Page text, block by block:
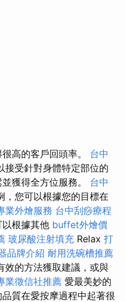
高的客戶回頭率。 台中
接受針對身體特定部位的
獲得全方位服務。 台中
，您可以根據您的目標在
業外燴服務 台中刮痧療程
根據其他 buffet外燴價
玻尿酸注射填充 Relax 打
品牌介紹 耐用洗碗槽推薦
效的方法獲取建議，或與
業徵信社推薦 愛最美妙的
質在愛按摩過程中起著很